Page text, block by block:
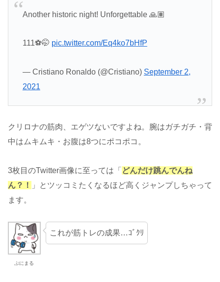
Another historic night! Unforgettable 🙏🏽
111⚽️🤭 pic.twitter.com/Eq4ko7bHfP
— Cristiano Ronaldo (@Cristiano) September 2,
2021
クリロナの筋肉、エゲツないですよね。腕はガチガチ・背
中はムキムキ・お腹は8つにポコポコ。
3枚目のTwitter画像に至っては「 どんだけ跳んでんね
ん？！
」とツッコミたくなるほど高くジャンプしちゃって
ます。
ぷにまる
これが筋トレの成果…ｺﾞｸﾘ